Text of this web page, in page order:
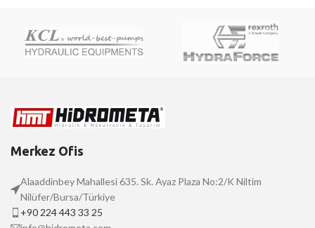
Merkez Ofis
Alaaddinbey Mahallesi 635. Sk. Ayaz Plaza No:2/K Niltim
Nilüfer/Bursa/Türkiye
+90 224 443 33 25